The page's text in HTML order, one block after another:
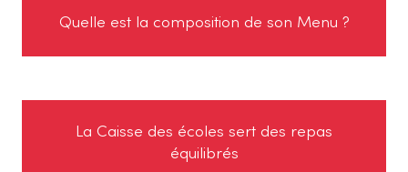
Quelle est la composition de son Menu ?
La Caisse des écoles sert des repas
équilibrés